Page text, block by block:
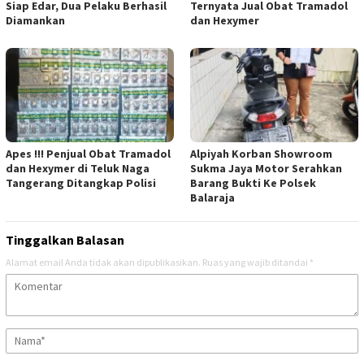
Siap Edar, Dua Pelaku Berhasil
Diamankan
Ternyata Jual Obat Tramadol
dan Hexymer
Apes !!! Penjual Obat Tramadol
dan Hexymer di Teluk Naga
Tangerang Ditangkap Polisi
Alpiyah Korban Showroom
Sukma Jaya Motor Serahkan
Barang Bukti Ke Polsek
Balaraja
Tinggalkan Balasan
Alamat email Anda tidak akan dipublikasikan. Ruas yang wajib ditandai *